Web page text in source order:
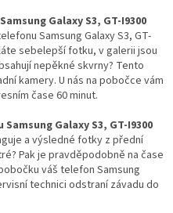
Galaxy S3, GT-I9300
Samsung Galaxy S3, GT-
sebelepší fotku, v galerii jsou
nepěkné skvrny? Tento
kamery. U nás na pobočce vám
čase 60 minut.
Galaxy S3, GT-I9300
a výsledné fotky z přední
Pak je pravděpodobně na čase
váš telefon Samsung
technici odstraní závadu do